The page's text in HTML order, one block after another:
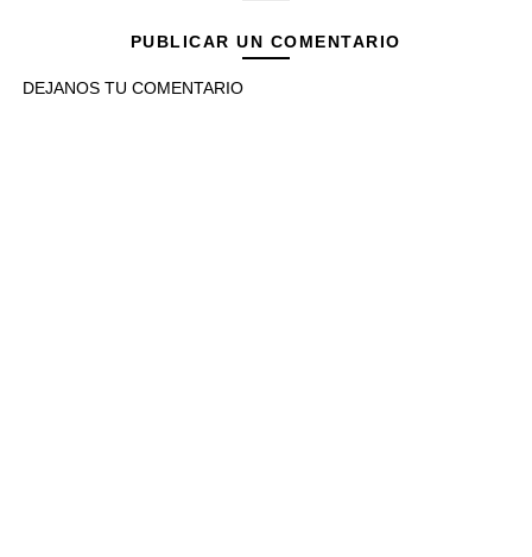
PUBLICAR UN COMENTARIO
DEJANOS TU COMENTARIO